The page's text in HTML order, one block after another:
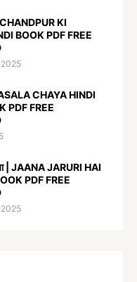
CHANDPUR KI
BOOK PDF FREE
2025
CHAYA HINDI
PDF FREE
| JAANA JARURI HAI
PDF FREE
2025